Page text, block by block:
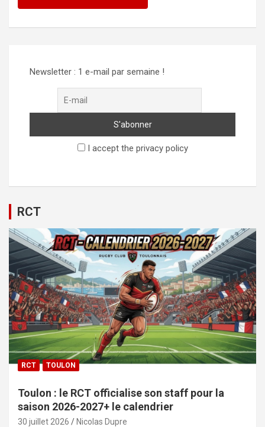
Newsletter : 1 e-mail par semaine !
I accept the privacy policy
RCT
RCT TOULON
Toulon : le RCT officialise son staff pour la
saison 2026-2027+ le calendrier
30 juillet 2026 Nicolas Dupre